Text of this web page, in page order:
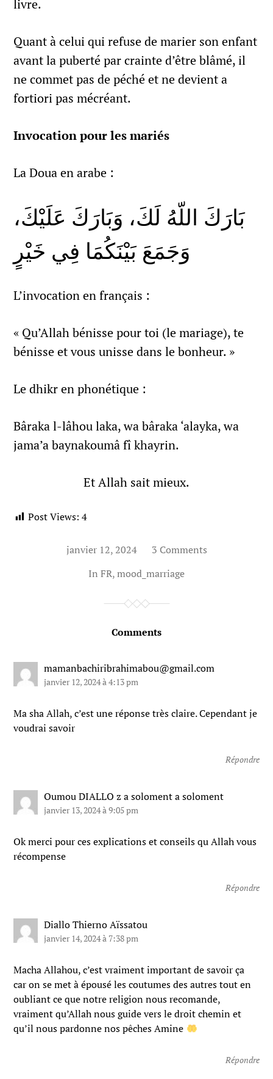
livre.
Quant à celui qui refuse de marier son enfant
avant la puberté par crainte d’être blâmé, il
ne commet pas de péché et ne devient a
fortiori pas mécréant.
Invocation pour les mariés
La Doua en arabe :
بَارَكَ اللّهُ لَكَ، وَبَارَكَ عَلَيْكَ،
وَجَمَعَ بَيْنَكُمَا فِي خَيْرٍ
L’invocation en français :
« Qu’Allah bénisse pour toi (le mariage), te
bénisse et vous unisse dans le bonheur. »
Le dhikr en phonétique :
Bâraka l-lâhou laka, wa bâraka ‘alayka, wa
jama’a baynakoumâ fî khayrin.
Et Allah sait mieux.
Post Views: 4
janvier 12, 2024
3 Comments
In FR,mood_marriage
Comments
mamanbachiribrahimabou@gmail.com
janvier 12, 2024 à 4:13 pm
Ma sha Allah, c’est une réponse très claire. Cependant je
voudrai savoir
Répondre
Oumou DIALLO z a soloment a soloment
janvier 13, 2024 à 9:05 pm
Ok merci pour ces explications et conseils qu Allah vous
récompense
Répondre
Diallo Thierno Aïssatou
janvier 14, 2024 à 7:38 pm
Macha Allahou, c’est vraiment important de savoir ça
car on se met à épousé les coutumes des autres tout en
oubliant ce que notre religion nous recomande,
vraiment qu’Allah nous guide vers le droit chemin et
qu’il nous pardonne nos pêches Amine
Répondre